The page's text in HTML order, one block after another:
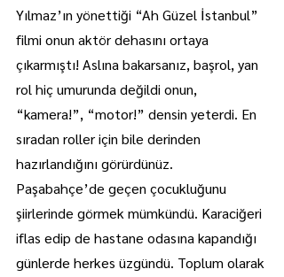
Yılmaz’ın yönettiği “Ah Güzel İstanbul”
filmi onun aktör dehasını ortaya
çıkarmıştı! Aslına bakarsanız, başrol, yan
rol hiç umurunda değildi onun,
“kamera!”, “motor!” densin yeterdi. En
sıradan roller için bile derinden
hazırlandığını görürdünüz.
Paşabahçe’de geçen çocukluğunu
şiirlerinde görmek mümkündü. Karaciğeri
iflas edip de hastane odasına kapandığı
günlerde herkes üzgündü. Toplum olarak